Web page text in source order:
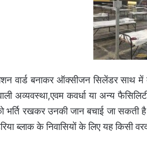
वार्ड बनाकर ऑक्सीजन सिलेंडर साथ
अव्यवस्था,एवम कवर्धा या अन्य
भर्ति रखकर उनकी जान बचाई जा
ब्लाक के निवासियों के लिए यह किसी